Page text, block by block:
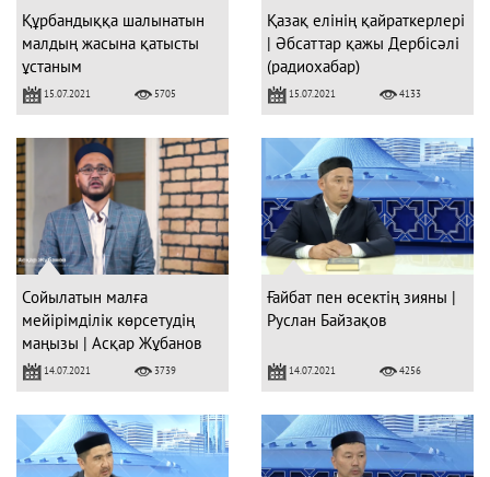
Құрбандыққа шалынатын
малдың жасына қатысты
ұстаным
15.07.2021 5705
Қазақ елінің қайраткерлері
| Әбсаттар қажы Дербісәлі
(радиохабар)
15.07.2021 4133
Сойылатын малға
мейірімділік көрсетудің
маңызы | Асқар Жұбанов
14.07.2021 3739
Ғайбат пен өсектің зияны |
Руслан Байзақов
14.07.2021 4256